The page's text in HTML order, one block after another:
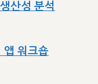
산성 분석
워크숍